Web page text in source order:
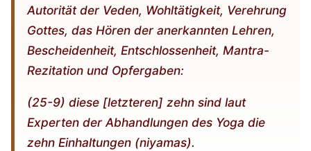
Autorität der Veden, Wohltätigkeit, Verehrung
Gottes, das Hören der anerkannten Lehren,
Bescheidenheit, Entschlossenheit, Mantra-
Rezitation und Opfergaben:
(25-9) diese [letzteren] zehn sind laut
Experten der Abhandlungen des Yoga die
zehn Einhaltungen (niyamas).